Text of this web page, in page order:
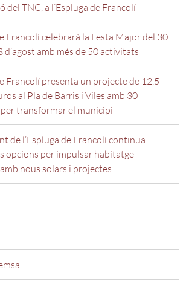
del TNC, a l’Espluga de Francolí
Francolí celebrarà la Festa Major del 30
d’agost amb més de 50 activitats
Francolí presenta un projecte de 12,5
al Pla de Barris i Viles amb 30
transformar el municipi
de l’Espluga de Francolí continua
opcions per impulsar habitatge
nous solars i projectes